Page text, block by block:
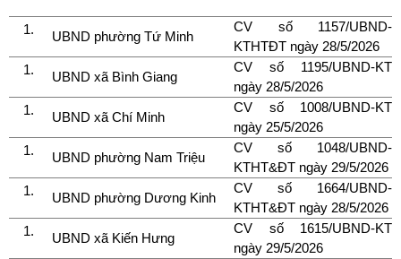
UBND phường Tứ Minh
CV số 1157/UBND-
KTHTĐT ngày 28/5/2026
UBND xã Bình Giang
CV số 1195/UBND-KT
ngày 28/5/2026
UBND xã Chí Minh
CV số 1008/UBND-KT
ngày 25/5/2026
UBND phường Nam Triệu
CV số 1048/UBND-
KTHT&ĐT ngày 29/5/2026
UBND phường Dương Kinh
CV số 1664/UBND-
KTHT&ĐT ngày 28/5/2026
UBND xã Kiến Hưng
CV số 1615/UBND-KT
ngày 29/5/2026